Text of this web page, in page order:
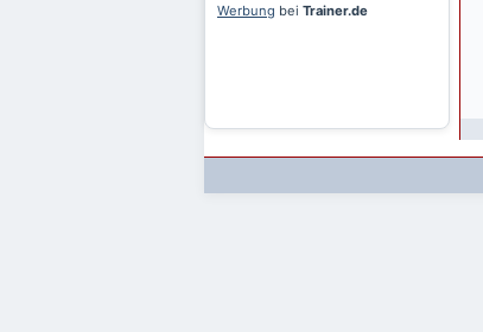
Werbung bei Trainer.de